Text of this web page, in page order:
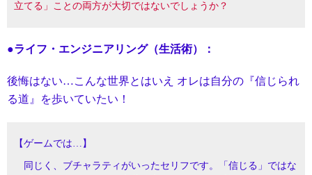
立てる」ことの両方が大切ではないでしょうか？
●ライフ・エンジニアリング（生活術）：
後悔はない…こんな世界とはいえ オレは自分の『信じられ
る道』を歩いていたい！
【ゲームでは…】
同じく、ブチャラティがいったセリフです。「信じる」ではな